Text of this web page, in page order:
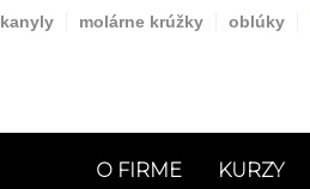
kanyly molárne krúžky oblúky
O FIRME KURZY